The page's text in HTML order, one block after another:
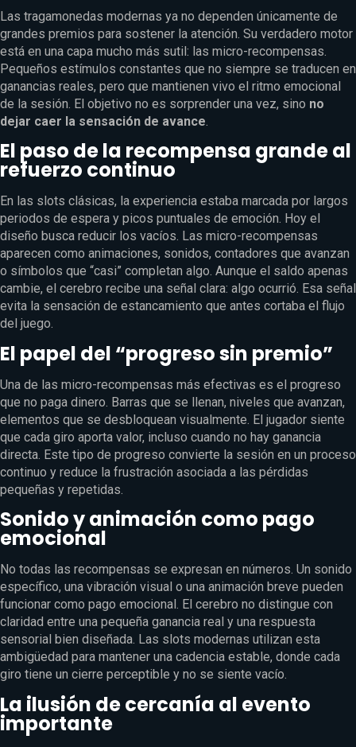
Las tragamonedas modernas ya no dependen únicamente de
grandes premios para sostener la atención. Su verdadero motor
está en una capa mucho más sutil: las micro-recompensas.
Pequeños estímulos constantes que no siempre se traducen en
ganancias reales, pero que mantienen vivo el ritmo emocional
de la sesión. El objetivo no es sorprender una vez, sino no
dejar caer la sensación de avance.
El paso de la recompensa grande al
refuerzo continuo
En las slots clásicas, la experiencia estaba marcada por largos
periodos de espera y picos puntuales de emoción. Hoy el
diseño busca reducir los vacíos. Las micro-recompensas
aparecen como animaciones, sonidos, contadores que avanzan
o símbolos que “casi” completan algo. Aunque el saldo apenas
cambie, el cerebro recibe una señal clara: algo ocurrió. Esa señal
evita la sensación de estancamiento que antes cortaba el flujo
del juego.
El papel del “progreso sin premio”
Una de las micro-recompensas más efectivas es el progreso
que no paga dinero. Barras que se llenan, niveles que avanzan,
elementos que se desbloquean visualmente. El jugador siente
que cada giro aporta valor, incluso cuando no hay ganancia
directa. Este tipo de progreso convierte la sesión en un proceso
continuo y reduce la frustración asociada a las pérdidas
pequeñas y repetidas.
Sonido y animación como pago
emocional
No todas las recompensas se expresan en números. Un sonido
específico, una vibración visual o una animación breve pueden
funcionar como pago emocional. El cerebro no distingue con
claridad entre una pequeña ganancia real y una respuesta
sensorial bien diseñada. Las slots modernas utilizan esta
ambigüedad para mantener una cadencia estable, donde cada
giro tiene un cierre perceptible y no se siente vacío.
La ilusión de cercanía al evento
importante